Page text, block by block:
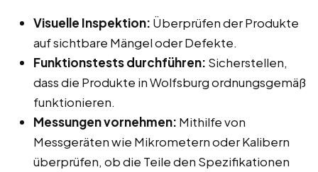
Visuelle Inspektion: Überprüfen der Produkte
auf sichtbare Mängel oder Defekte.
Funktionstests durchführen: Sicherstellen,
dass die Produkte in Wolfsburg ordnungsgemäß
funktionieren.
Messungen vornehmen: Mithilfe von
Messgeräten wie Mikrometern oder Kalibern
überprüfen, ob die Teile den Spezifikationen